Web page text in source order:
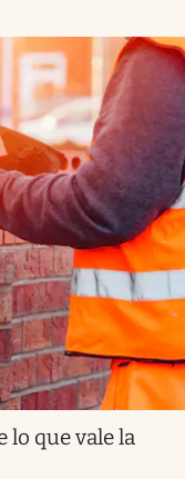
lo que vale la